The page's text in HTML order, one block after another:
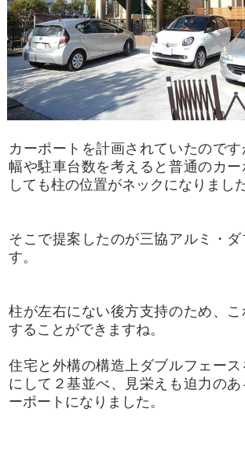
カーポートを計画されていたので
幅や駐車台数を考えると普通のカー
しても柱の位置がネックになりました
そこで提案したのが三協アルミ・
す。
柱が左右にない後方支持のため、
することができますね。
住宅と外構の構造上ダブルフェー
にして２基並べ、見栄えも迫力の
ーポートになりました。